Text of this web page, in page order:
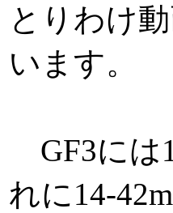
とりわけ
います。
GF3には
れに14-